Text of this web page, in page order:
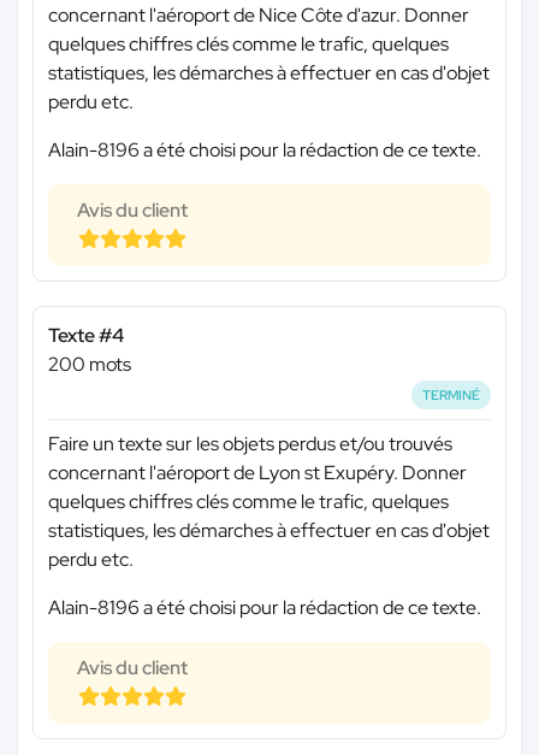
concernant l'aéroport de Nice Côte d'azur. Donner
quelques chiffres clés comme le trafic, quelques
statistiques, les démarches à effectuer en cas d'objet
perdu etc.
Alain-8196 a été choisi pour la rédaction de ce texte.
Avis du client
Texte #4
200 mots
TERMINÉ
Faire un texte sur les objets perdus et/ou trouvés
concernant l'aéroport de Lyon st Exupéry. Donner
quelques chiffres clés comme le trafic, quelques
statistiques, les démarches à effectuer en cas d'objet
perdu etc.
Alain-8196 a été choisi pour la rédaction de ce texte.
Avis du client